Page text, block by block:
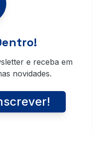
e receba em
novidades.